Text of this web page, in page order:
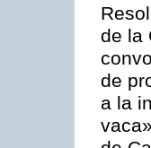
de la
de
a la